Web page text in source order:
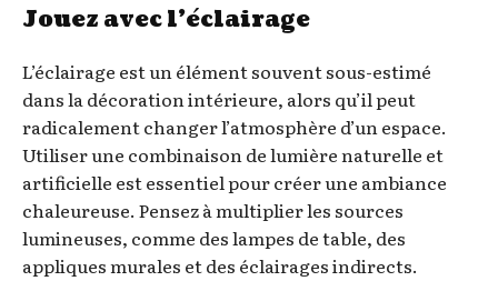
Jouez avec l’éclairage
L’éclairage est un élément souvent sous-estimé
dans la décoration intérieure, alors qu’il peut
radicalement changer l’atmosphère d’un espace.
Utiliser une combinaison de lumière naturelle et
artificielle est essentiel pour créer une ambiance
chaleureuse. Pensez à multiplier les sources
lumineuses, comme des lampes de table, des
appliques murales et des éclairages indirects.